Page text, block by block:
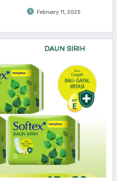
February 11, 2025